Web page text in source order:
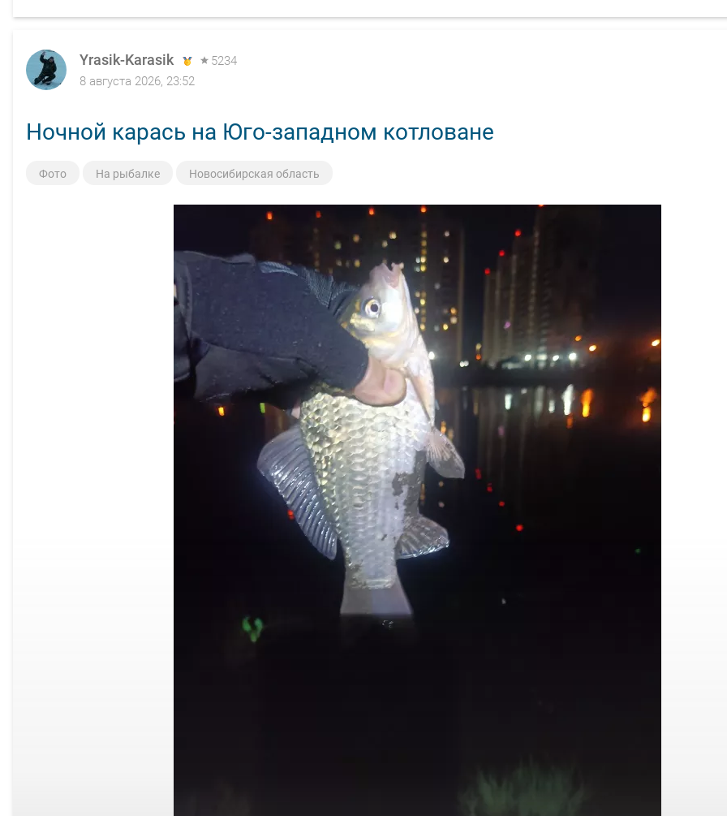
Yrasik-Karasik
5234
8 августа 2026, 23:52
Ночной карась на Юго-западном котловане
Фото На рыбалке Новосибирская область